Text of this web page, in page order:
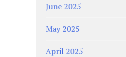
June 2025
May 2025
April 2025